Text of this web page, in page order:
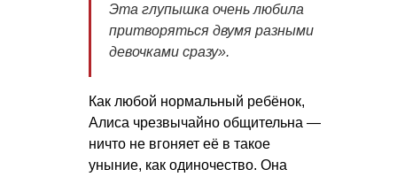
Эта глупышка очень любила
притворяться двумя разными
девочками сразу».
Как любой нормальный ребёнок,
Алиса чрезвычайно общительна —
ничто не вгоняет её в такое
уныние, как одиночество. Она